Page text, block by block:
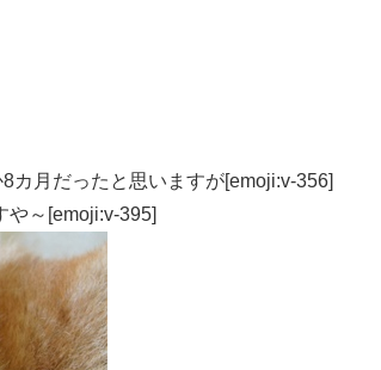
カ月だったと思いますが[emoji:v-356]
や～[emoji:v-395]